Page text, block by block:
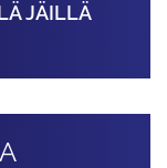
JÄILLÄ